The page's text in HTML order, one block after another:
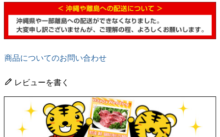
商品についてのお問い合わせ
レビューを書く